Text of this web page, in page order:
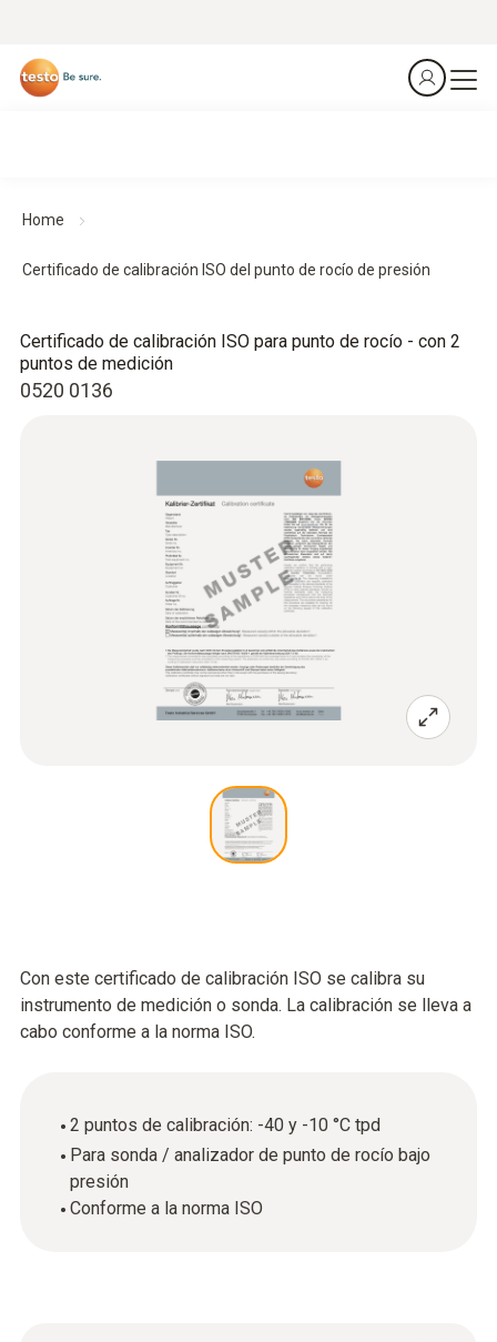
Home
Certificado de calibración ISO del punto de rocío de presión
0520 0136
Certificado de calibración ISO para punto de rocío - con 2
puntos de medición
Con este certificado de calibración ISO se calibra su
instrumento de medición o sonda. La calibración se lleva a
cabo conforme a la norma ISO.
2 puntos de calibración: -40 y -10 °C tpd
Para sonda / analizador de punto de rocío bajo
presión
Conforme a la norma ISO